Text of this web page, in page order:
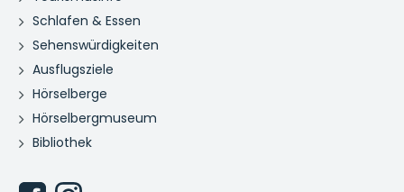
Schlafen & Essen
Sehenswürdigkeiten
Ausflugsziele
Hörselberge
Hörselbergmuseum
Bibliothek